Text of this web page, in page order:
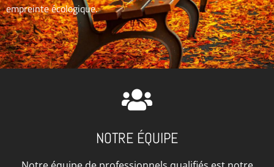
empreinte écologique.
NOTRE ÉQUIPE